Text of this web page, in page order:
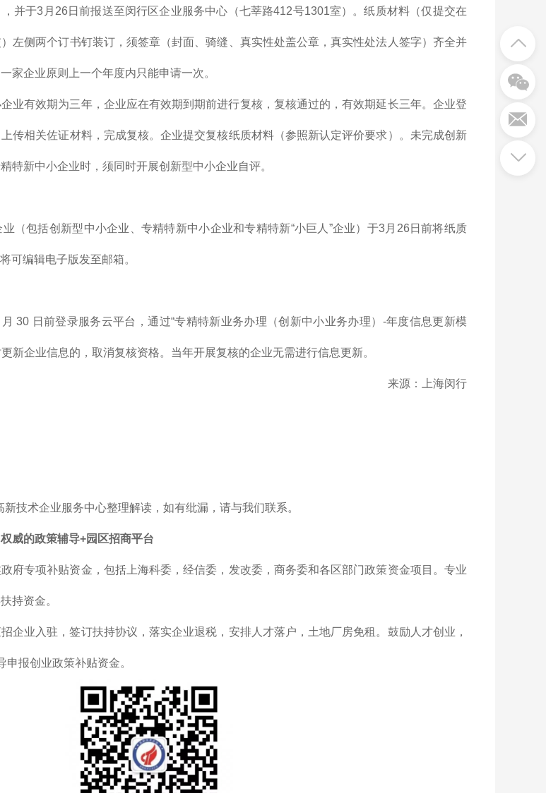
并于3月26日前报送至闵行区企业服务中心（七莘路412号1301室）。纸质材料（仅提交在
左侧两个订书钉装订，须签章（封面、骑缝、真实性处盖公章，真实性处法人签字）齐全并
家企业原则上一个年度内只能申请一次。
企业有效期为三年，企业应在有效期到期前进行复核，复核通过的，有效期延长三年。企业登
传相关佐证材料，完成复核。企业提交复核纸质材料（参照新认定评价要求）。未完成创新
特新中小企业时，须同时开展创新型中小企业自评。
（包括创新型中小企业、专精特新中小企业和专精特新“小巨人”企业）于3月26日前将纸质
可编辑电子版发至邮箱。
30 日前登录服务云平台，通过“专精特新业务办理（创新中小业务办理）-年度信息更新模
新企业信息的，取消复核资格。当年开展复核的企业无需进行信息更新。
来源：上海闵行
技术企业服务中心整理解读，如有纰漏，请与我们联系。
威的政策辅导+园区招商平台
府专项补贴资金，包括上海科委，经信委，发改委，商务委和各区部门政策资金项目。专业
持资金。
招企业入驻，签订扶持协议，落实企业退税，安排人才落户，土地厂房免租。鼓励人才创业，
报创业政策补贴资金。